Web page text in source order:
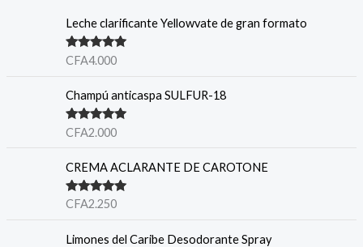
Leche clarificante Yellowvate de gran formato
Note5.00
CFA4.000
Champú anticaspa SULFUR-18
Note5.00
CFA2.000
CREMA ACLARANTE DE CAROTONE
Note5.00
CFA2.250
Limones del Caribe Desodorante Spray